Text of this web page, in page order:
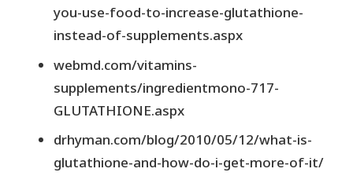
you-use-food-to-increase-glutathione-
instead-of-supplements.aspx
webmd.com/vitamins-
supplements/ingredientmono-717-
GLUTATHIONE.aspx
drhyman.com/blog/2010/05/12/what-is-
glutathione-and-how-do-i-get-more-of-it/